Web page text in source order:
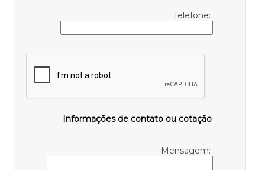
Telefone:
Informações de contato ou cotação
Mensagem: